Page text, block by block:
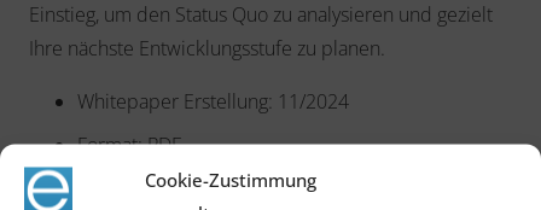
Cookie-Zustimmung
Einstieg, um den Status Quo zu analysieren und gezielt
Ihre nächste Entwicklungsstufe zu planen.
Whitepaper Erstellung: 11/2024
Format: PDF
Größe: 2 MB